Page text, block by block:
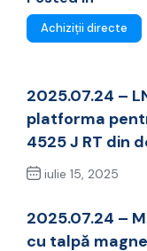
Achiziții directe
2025.07.24 –
platforma
4525 J RT din
iulie 15, 2025
2025.07.24 –
cu talpă